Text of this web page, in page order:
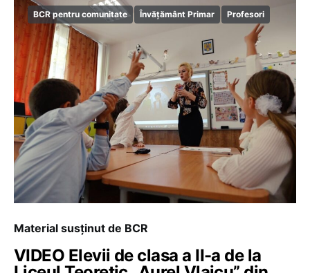
BCR pentru comunitate Învățământ Primar Profesori
Material susținut de BCR
VIDEO Elevii de clasa a II-a de la